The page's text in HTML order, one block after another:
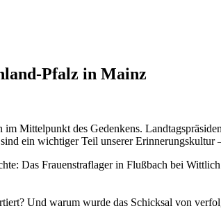
Pfalz in Mainz
im Mittelpunkt des Gedenkens.
ein wichtiger Teil unserer
Das Frauenstraflager in Flußbach bei
Und warum wurde das Schicksal von